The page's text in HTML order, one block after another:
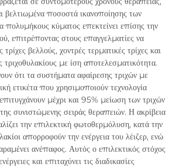
βελτιωμένα ποσοστά ικανοποίησης των
πολυμήκους κύματος επεκτείνει επίσης την
επιτρέποντας στους επαγγελματίες να
βελλούς, χοντρές τερματικές τρίχες και
τριχοθυλακίους με ίση αποτελεσματικότητα.
ότι τα συστήματα αφαίρεσης τριχών με
ετικέτα που χρησιμοποιούν τεχνολογία
μέχρι και 95% μείωση των τριχών
συνιστώμενης σειράς θεραπειών. Η ακρίβεια
την επιλεκτική φωτοθερμόλυση, κατά την
απορροφούν την ενέργεια του λέιζερ, ενώ
ανέπαφος. Αυτός ο επιλεκτικός στόχος
και επιταχύνει τις διαδικασίες